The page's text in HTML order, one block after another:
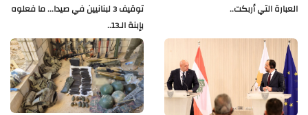
توقيف 3 لبنانيين في صيدا... ما فعلوه
بإبنة الـ13..
العبارة التي أربكت..